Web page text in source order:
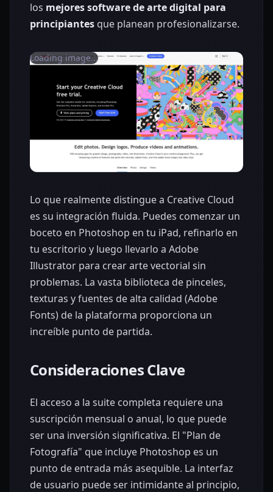
los mejores software de arte digital para
principiantes que planean profesionalizarse.
Loading image...
Lo que realmente distingue a Creative Cloud
es su integración fluida. Puedes comenzar un
boceto en Photoshop en tu iPad, refinarlo en
tu escritorio y luego llevarlo a Adobe
Illustrator para crear arte vectorial sin
problemas. La vasta biblioteca de pinceles,
texturas y fuentes de alta calidad (Adobe
Fonts) de la plataforma proporciona un
increíble punto de partida.
Consideraciones Clave
El acceso a la suite completa requiere una
suscripción mensual o anual, lo que puede
ser una inversión significativa. El "Plan de
Fotografía" que incluye Photoshop es un
punto de entrada más asequible. La interfaz
de usuario puede ser intimidante al principio,